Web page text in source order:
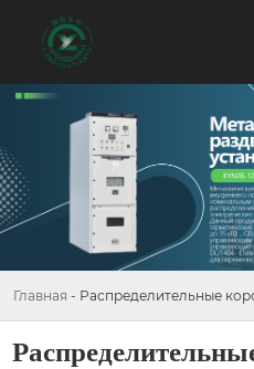
Главная - Распределительные